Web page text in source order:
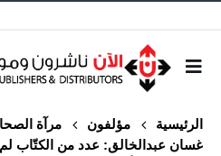
الرئيسية مؤلفون
مرآة
غسان عبدالخالق: عدد من الكتّاب لم